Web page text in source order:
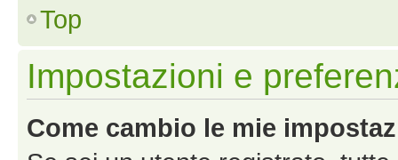
Top
Impostazioni e
Come cambio le mie